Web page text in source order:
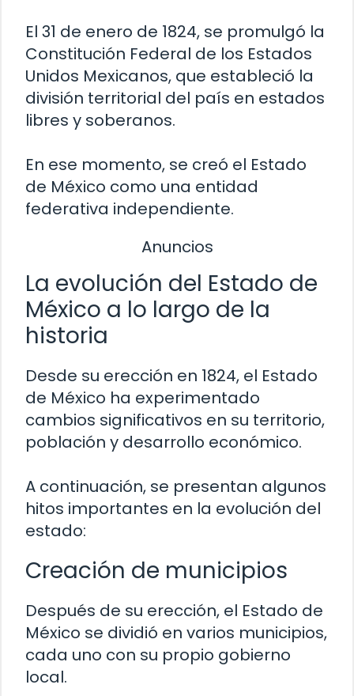
El 31 de enero de 1824, se promulgó la
Constitución Federal de los Estados
Unidos Mexicanos, que estableció la
división territorial del país en estados
libres y soberanos.
En ese momento, se creó el Estado
de México como una entidad
federativa independiente.
Anuncios
La evolución del Estado de
México a lo largo de la
historia
Desde su erección en 1824, el Estado
de México ha experimentado
cambios significativos en su territorio,
población y desarrollo económico.
A continuación, se presentan algunos
hitos importantes en la evolución del
estado:
Creación de municipios
Después de su erección, el Estado de
México se dividió en varios municipios,
cada uno con su propio gobierno
local.